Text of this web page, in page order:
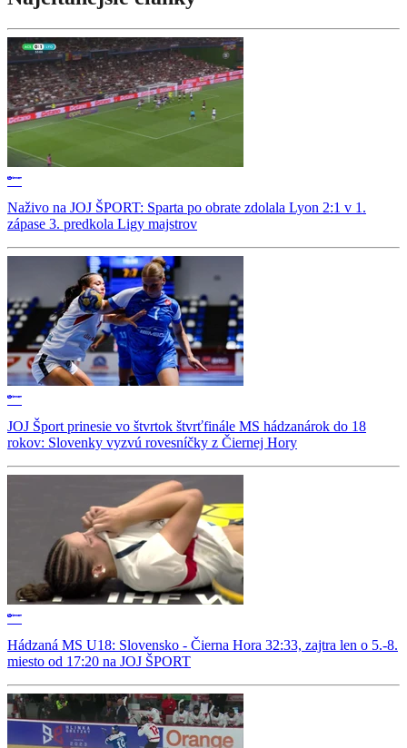
Naživo na JOJ ŠPORT: Sparta po obrate zdolala Lyon 2:1 v 1.
zápase 3. predkola Ligy majstrov
JOJ Šport prinesie vo štvrtok štvrťfinále MS hádzanárok do 18
rokov: Slovenky vyzvú rovesníčky z Čiernej Hory
Hádzaná MS U18: Slovensko - Čierna Hora 32:33, zajtra len o 5.-8.
miesto od 17:20 na JOJ ŠPORT